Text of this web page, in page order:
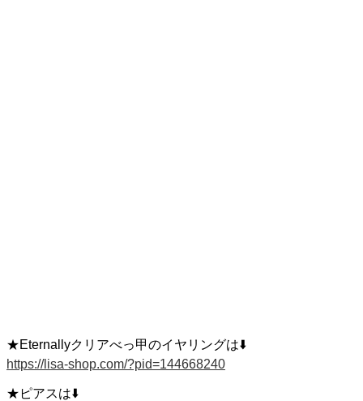
★Eternallyクリアべっ甲のイヤリングは⬇️
https://lisa-shop.com/?pid=144668240
★ピアスは⬇️